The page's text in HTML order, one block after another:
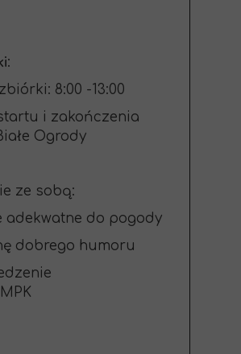
:
8:00 -13:00
i zakończenia
Ogrody
ze sobą:
adekwatne do pogody
dobrego humoru